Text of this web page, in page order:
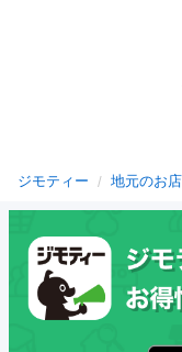
ジモティー 地元のお店